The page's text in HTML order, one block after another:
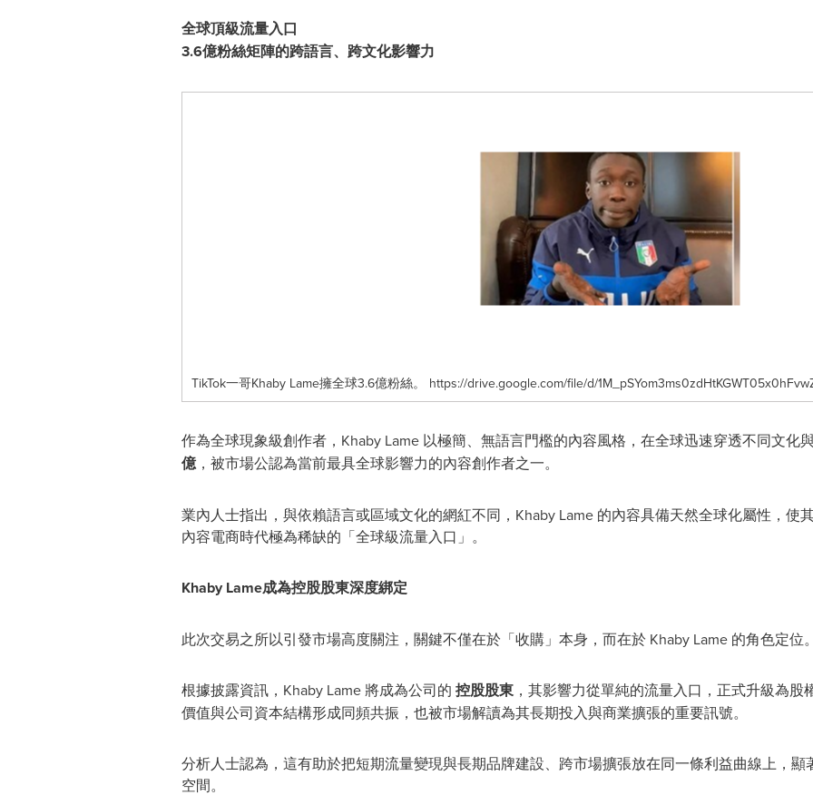
全球頂級流量入口
3.6億粉絲矩陣的跨語言、跨文化影響力
TikTok一哥Khaby Lame擁全球3.6億粉絲。 https://drive.google.com/file/d/
作為全球現象級創作者，Khaby Lame 以極簡、無語言門檻的內容風格，在全球迅速穿透不同文化
億，被市場公認為當前最具全球影響力的內容創作者之一。
業內人士指出，與依賴語言或區域文化的網紅不同，Khaby Lame 的內容具備天然全球化屬性，使
內容電商時代極為稀缺的「全球級流量入口」。
Khaby Lame成為控股股東深度綁定
此次交易之所以引發市場高度關注，關鍵不僅在於「收購」本身，而在於 Khaby Lame 的角色定位。
根據披露資訊，Khaby Lame 將成為公司的 控股股東，其影響力從單純的流量入口，正式升級為股
價值與公司資本結構形成同頻共振，也被市場解讀為其長期投入與商業擴張的重要訊號。
分析人士認為，這有助於把短期流量變現與長期品牌建設、跨市場擴張放在同一條利益曲線上，
空間。